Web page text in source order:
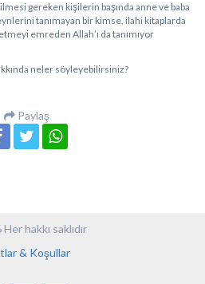
gereken kişilerin başında anne ve baba
tanımayan bir kimse, ilahi kitaplarda
emreden Allah’ı da tanımıyor
neler söyleyebilirsiniz?
Paylaş
hakkı saklıdır
& Koşullar